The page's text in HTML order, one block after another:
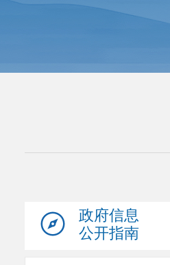
政府信息
公开指南